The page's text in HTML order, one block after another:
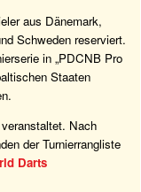
aus Dänemark,
Schweden reserviert.
in „PDCNB Pro
Staaten
Nach
der Turnierrangliste
Darts